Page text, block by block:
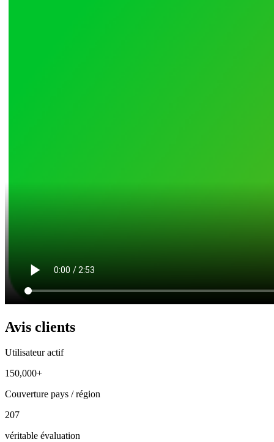
Avis clients
Utilisateur actif
150,000+
Couverture pays / région
207
véritable évaluation